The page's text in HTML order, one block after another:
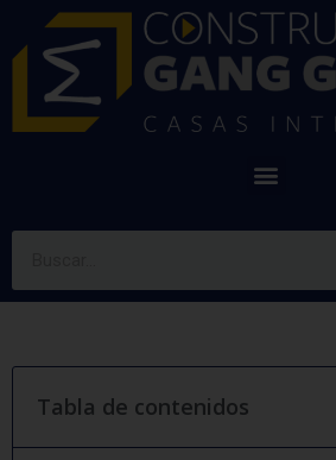
Tabla de contenidos